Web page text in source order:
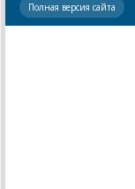
Полная версия сайта